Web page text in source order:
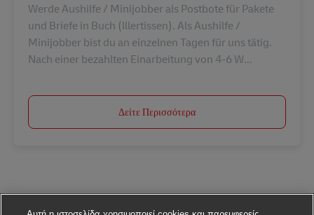
Werde Aushilfe / Minijobber als Postbote für Pakete
und Briefe in Buch (Illertissen). Als Aushilfe /
Minijobber bist du an einzelnen Tagen für uns tätig.
Nach einer bezahlten Einarbeitung von 4-6 W...
Δείτε Περισσότερα